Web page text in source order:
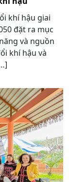
khí hậu giai
đặt ra mục
và nguồn
khí hậu và